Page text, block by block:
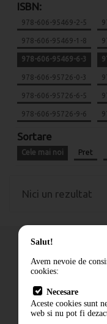
ISBN:
978-606-95469-2-5
978-606-95469-1-8
978-606-95469-6-3
978-606-95726-0-3
978-606-95726-6-5
978-606-95726-9-6
Sortare
Cele mai noi Pret
Nici un rezultat
Cum comand
Livrare
Contact
Salut!
Avem nevoie de
cookies:
Necesare
Aceste cookies sunt
web si nu pot fi